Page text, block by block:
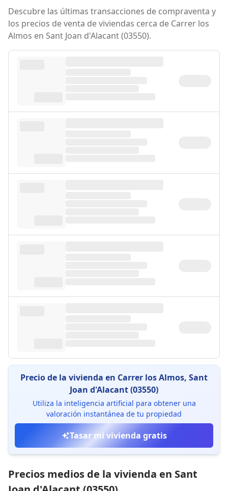
Descubre las últimas transacciones de compraventa y
los precios de venta de viviendas cerca de Carrer los
Almos en Sant Joan d'Alacant (03550).
Precio de la vivienda en Carrer los Almos, Sant
Joan d'Alacant (03550)
Utiliza la inteligencia artificial para obtener una
valoración instantánea de tu propiedad
Tasar mi vivienda gratis
Precios medios de la vivienda en Sant